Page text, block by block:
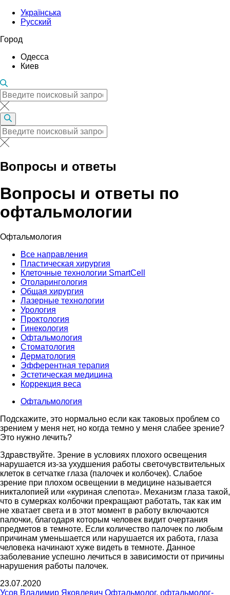
Українська
Русский
Город
Одесса
Киев
Вопросы и ответы
Вопросы и ответы по
офтальмологии
Офтальмология
Все направления
Пластическая хирургия
Клеточные технологии SmartCell
Отоларингология
Общая хирургия
Лазерные технологии
Урология
Проктология
Гинекология
Офтальмология
Стоматология
Дерматология
Эфферентная терапия
Эстетическая медицина
Коррекция веса
Офтальмология
Подскажите, это нормально если как таковых проблем со
зрением у меня нет, но когда темно у меня слабее зрение?
Это нужно лечить?
Здравствуйте. Зрение в условиях плохого освещения
нарушается из-за ухудшения работы светочувствительных
клеток в сетчатке глаза (палочек и колбочек). Слабое
зрение при плохом освещении в медицине называется
никталопией или «куриная слепота». Механизм глаза такой,
что в сумерках колбочки прекращают работать, так как им
не хватает света и в этот момент в работу включаются
палочки, благодаря которым человек видит очертания
предметов в темноте. Если количество палочек по любым
причинам уменьшается или нарушается их работа, глаза
человека начинают хуже видеть в темноте. Данное
заболевание успешно лечиться в зависимости от причины
нарушения работы палочек.
23.07.2020
Усов Владимир Яковлевич Офтальмолог, офтальмолог-